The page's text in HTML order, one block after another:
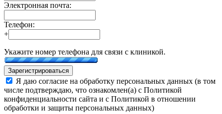
Электронная почта:
Телефон:
+
Укажите номер телефона для связи с клиникой.
Зарегистрироваться
Я даю согласие на обработку персональных данных (в том
числе подтверждаю, что ознакомлен(а) с Политикой
конфиденциальности сайта и с Политикой в отношении
обработки и защиты персональных данных)